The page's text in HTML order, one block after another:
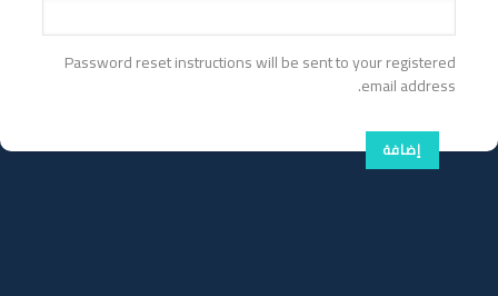
Password reset instructions will be sent to your registered
email address.